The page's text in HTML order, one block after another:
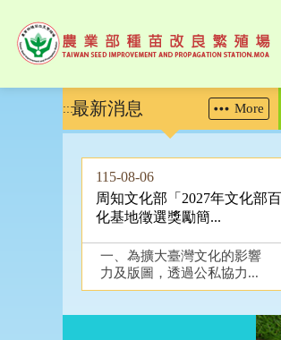
:::最新消息 More
115-08-06
周知文化部「2027年文化部
化基地徵選獎勵簡...
一、為擴大臺灣文化的影響
力及版圖，透過公私協力...